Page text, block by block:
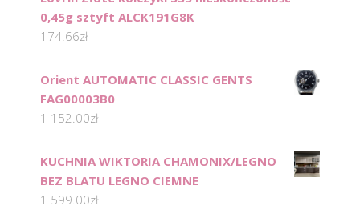
0,45g sztyft ALCK191G8K
174.66zł
Orient AUTOMATIC CLASSIC GENTS
FAG00003B0
1 152.00zł
KUCHNIA WIKTORIA CHAMONIX/LEGNO
BEZ BLATU LEGNO CIEMNE
1 599.00zł